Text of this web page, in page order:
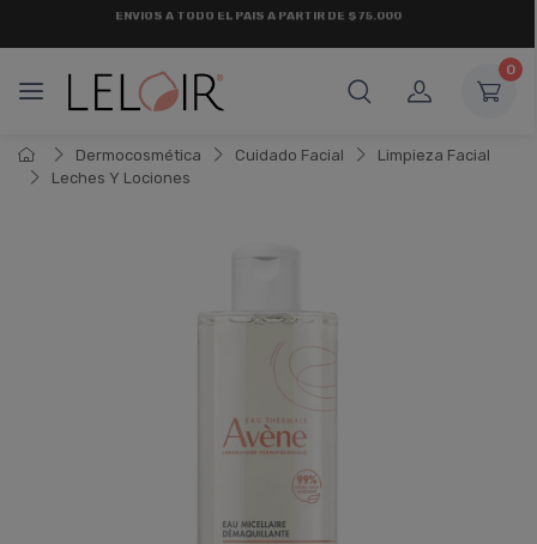
0
Dermocosmética Cuidado Facial
Limpieza Facial
Leches Y Lociones